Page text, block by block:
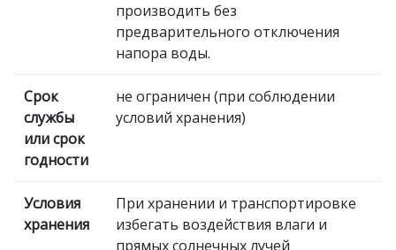
производить без
предварительного отключения
напора воды.
Срок
службы
или срок
годности
не ограничен (при соблюдении
условий хранения)
Условия
хранения
При хранении и транспортировке
избегать воздействия влаги и
прямых солнечных лучей